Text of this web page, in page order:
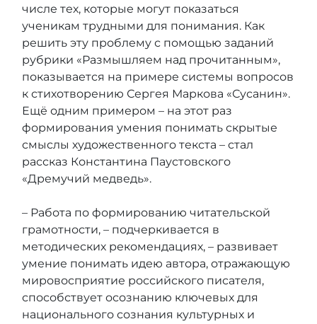
числе тех, которые могут показаться
ученикам трудными для понимания. Как
решить эту проблему с помощью заданий
рубрики «Размышляем над прочитанным»,
показывается на примере системы вопросов
к стихотворению Сергея Маркова «Сусанин».
Ещё одним примером – на этот раз
формирования умения понимать скрытые
смыслы художественного текста – стал
рассказ Константина Паустовского
«Дремучий медведь».
– Работа по формированию читательской
грамотности, – подчеркивается в
методических рекомендациях, – развивает
умение понимать идею автора, отражающую
мировосприятие российского писателя,
способствует осознанию ключевых для
национального сознания культурных и